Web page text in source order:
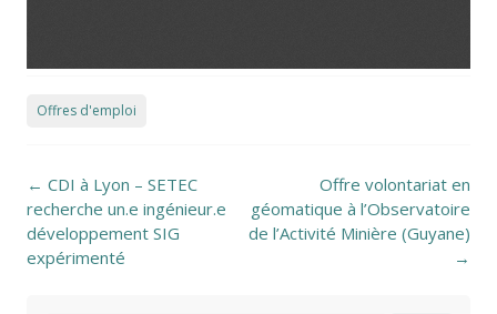
Offres d'emploi
Post navigation
← CDI à Lyon – SETEC
recherche un.e ingénieur.e
développement SIG
expérimenté
Offre volontariat en
géomatique à l’Observatoire
de l’Activité Minière (Guyane)
→